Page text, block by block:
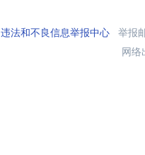
违法和不良信息举报中心举报
网